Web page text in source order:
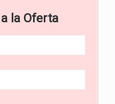
la Oferta